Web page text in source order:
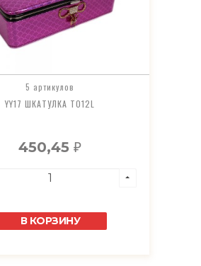
5 артикулов
YY17 ШКАТУЛКА T012L
450,45₽
В КОРЗИНУ